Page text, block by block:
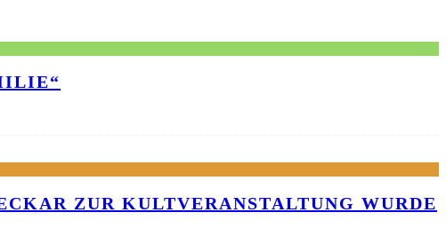
ZUR KULTVERANSTALTUNG WURDE